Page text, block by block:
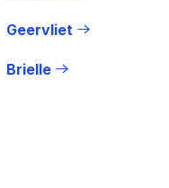
Geervliet
Brielle